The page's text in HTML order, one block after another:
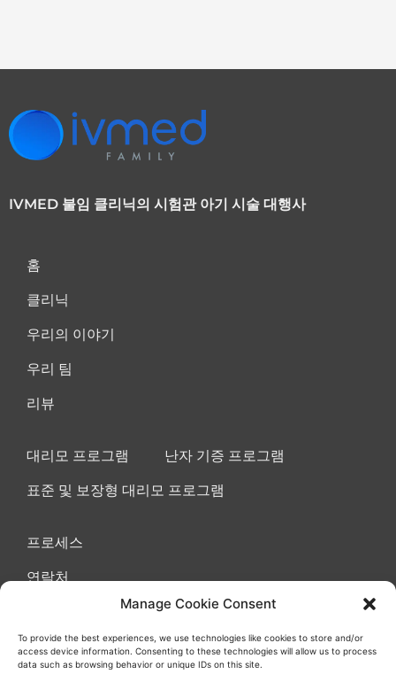
Manage Cookie Consent
To provide the best experiences, we use technologies like cookies to store and/or
access device information. Consenting to these technologies will allow us to process
data such as browsing behavior or unique IDs on this site.
IVMED 불임 클리닉의 시험관 아기 시술 대행사
홈
클리닉
우리의 이야기
우리 팀
리뷰
대리모 프로그램 난자 기증 프로그램
표준 및 보장형 대리모 프로그램
프로세스
연락처
이용 약관 동의 쿠키 개인정보 보호정책